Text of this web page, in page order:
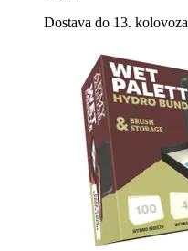
Dostava do 13. kolovoza